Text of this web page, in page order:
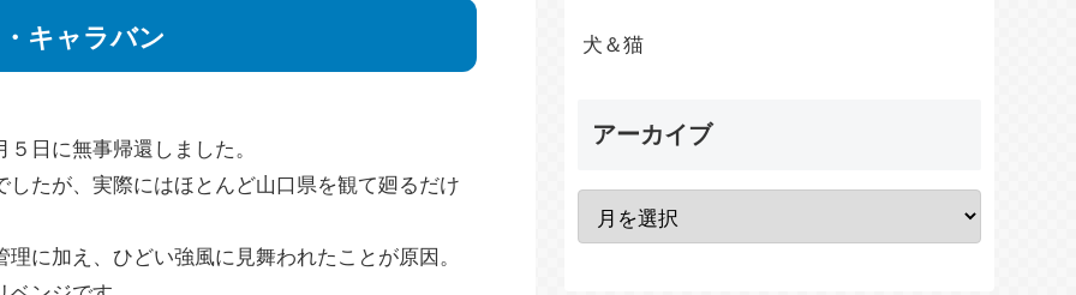
キャラバン
日に無事帰還しました。
たが、実際にはほとんど山口県を観て廻るだけ
に加え、ひどい強風に見舞われたことが原因。
犬＆猫
アーカイブ